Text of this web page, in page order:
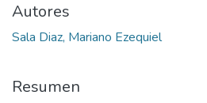
Autores
Sala Diaz, Mariano Ezequiel
Resumen